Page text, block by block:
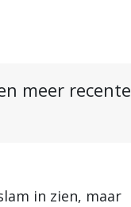
meer recente
in zien, maar